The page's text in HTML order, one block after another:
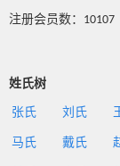
注册会员数：
姓氏树
张氏 刘氏
马氏 戴氏